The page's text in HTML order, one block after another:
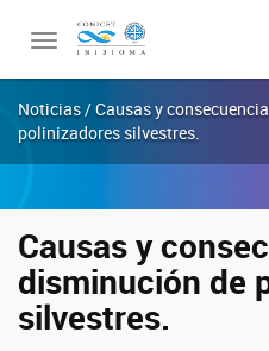
Toggle
Noticias / Causas y
polinizadores silvestres.
Causas y
disminución de
silvestres.